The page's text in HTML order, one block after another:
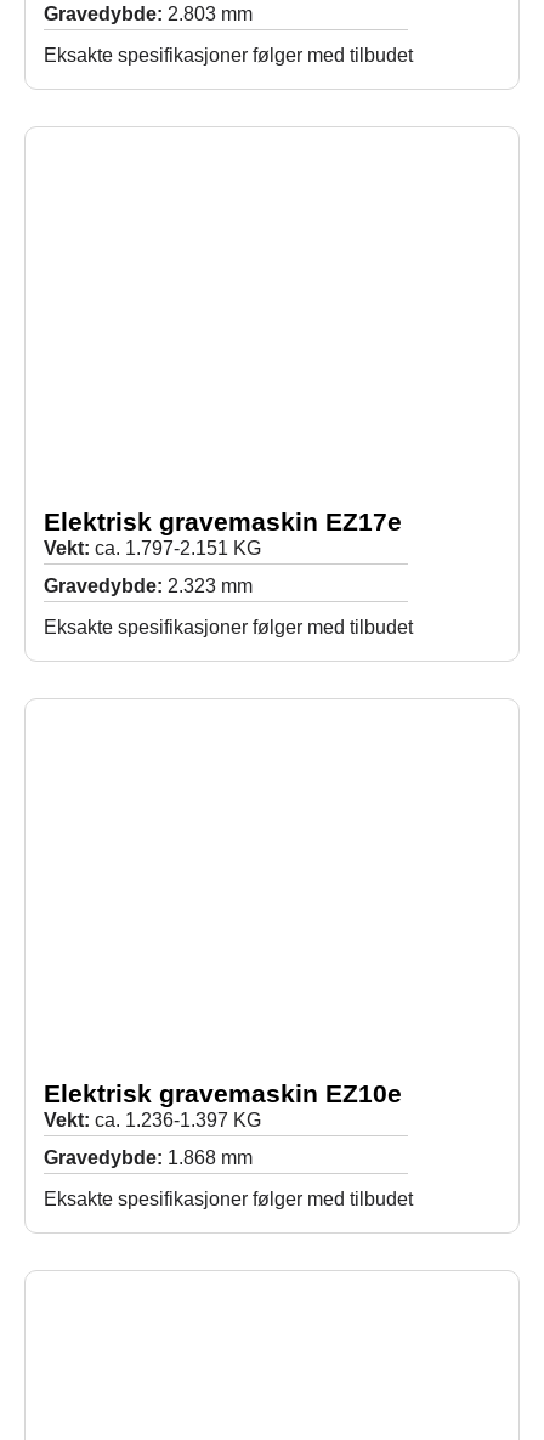
Gravedybde: 2.803 mm
Eksakte spesifikasjoner følger med tilbudet
Elektrisk gravemaskin EZ17e
Vekt: ca. 1.797-2.151 KG
Gravedybde: 2.323 mm
Eksakte spesifikasjoner følger med tilbudet
Elektrisk gravemaskin EZ10e
Vekt: ca. 1.236-1.397 KG
Gravedybde: 1.868 mm
Eksakte spesifikasjoner følger med tilbudet